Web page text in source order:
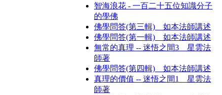
智海浪花 - 一百二十五位知識分子
的學佛
佛學問答(第三輯) 如本法師講述
佛學問答(第一輯) 如本法師講述
無常的真理 -- 迷悟之間3 星雲法
師著
佛學問答(第四輯) 如本法師講述
真理的價值 -- 迷悟之間1 星雲法
師著